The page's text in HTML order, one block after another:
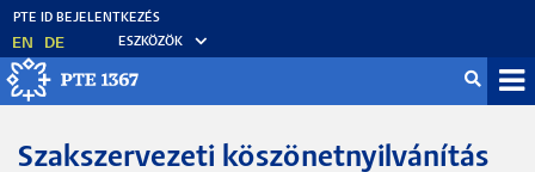
Ugrás
tartalomra
EN DE ESZKÖZÖK
Szakszervezeti köszönetnyilvánítás